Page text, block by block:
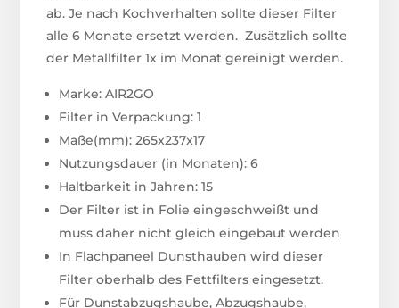
ab. Je nach Kochverhalten sollte dieser Filter
alle 6 Monate ersetzt werden. Zusätzlich sollte
der Metallfilter 1x im Monat gereinigt werden.
Marke: AIR2GO
Filter in Verpackung: 1
Maße(mm): 265x237x17
Nutzungsdauer (in Monaten): 6
Haltbarkeit in Jahren: 15
Der Filter ist in Folie eingeschweißt und
muss daher nicht gleich eingebaut werden
In Flachpaneel Dunsthauben wird dieser
Filter oberhalb des Fettfilters eingesetzt.
Für Dunstabzugshaube, Abzugshaube,